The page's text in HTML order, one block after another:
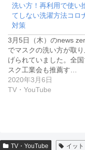
洗い方！再利用で使い
てしない洗濯方法コロ
対策
3月5日（木）のnews
でマスクの洗い方が取り
げられていました。全国
スク工業会も推薦す…
2020年3月6日
TV・YouTube
TV・YouTube イット